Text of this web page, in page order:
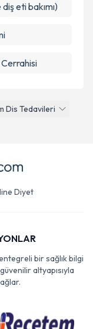
Dis Tedavileri
eti bakımı)
Diyet
bir sağlık bilgi
altyapısıyla